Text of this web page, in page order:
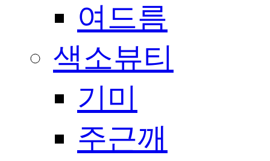
여드름
색소뷰티
기미
주근깨